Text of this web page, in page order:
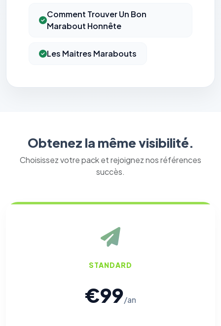
Comment Trouver Un Bon
Marabout Honnête
Les Maitres Marabouts
Obtenez la même visibilité.
Choisissez votre pack et rejoignez nos références
succès.
STANDARD
€99/an